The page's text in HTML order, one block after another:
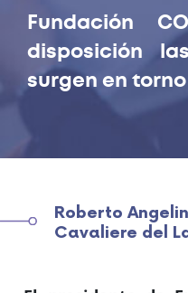
Fundación
disposición
surgen en
Roberto
Cavaliere del